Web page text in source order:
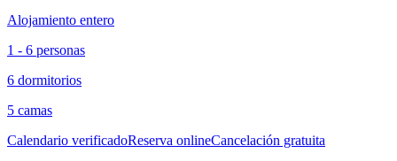
Alojamiento entero
1 - 6 personas
6 dormitorios
5 camas
Calendario verificadoReserva onlineCancelación gratuita